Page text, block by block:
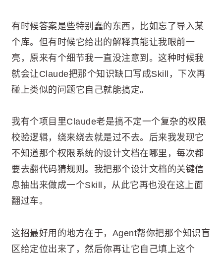
有时候答案是些特别蠢的东西，比如忘了导入某
个库。但有时候它给出的解释真能让我眼前一
亮，原来有个细节我一直没注意到。这种时候我
就会让Claude把那个知识缺口写成Skill，下次再
碰上类似的问题它自己就能搞定。
我有个项目里Claude老是搞不定一个复杂的权限
校验逻辑，绕来绕去就是过不去。后来我发现它
不知道那个权限系统的设计文档在哪里，每次都
要去翻代码猜规则。我把那个设计文档的关键信
息抽出来做成一个Skill，从此它再也没在这上面
翻过车。
这招最好用的地方在于，Agent帮你把那个知识盲
区给定位出来了，然后你再让它自己填上这个